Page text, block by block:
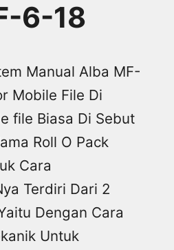
6-18
Manual Alba MF-
Mobile File Di
file Biasa Di Sebut
Roll O Pack
Cara
Terdiri Dari 2
Dengan Cara
Untuk